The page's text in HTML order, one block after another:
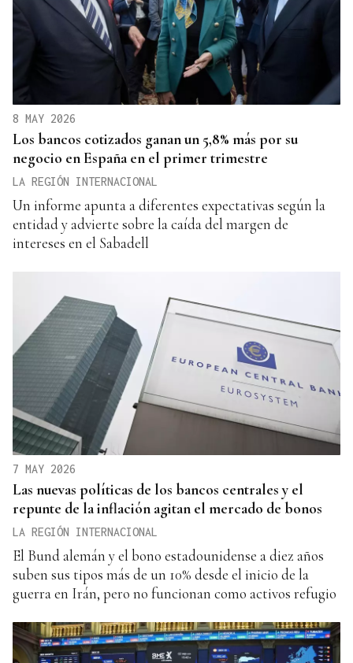
8 MAY 2026
Los bancos cotizados ganan un 5,8% más por su
negocio en España en el primer trimestre
LA REGIÓN INTERNACIONAL
Un informe apunta a diferentes expectativas según la
entidad y advierte sobre la caída del margen de
intereses en el Sabadell
7 MAY 2026
Las nuevas políticas de los bancos centrales y el
repunte de la inflación agitan el mercado de bonos
LA REGIÓN INTERNACIONAL
El Bund alemán y el bono estadounidense a diez años
suben sus tipos más de un 10% desde el inicio de la
guerra en Irán, pero no funcionan como activos refugio